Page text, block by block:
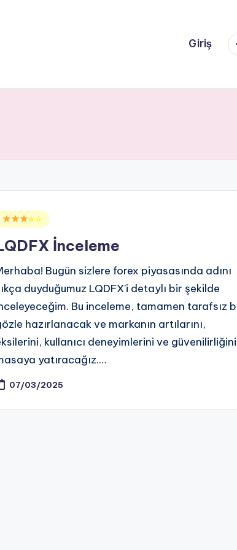
Giriş
☆☆
İnceleme
Bugün sizlere forex piyasasında adını
duyduğumuz LQDFX’i detaylı bir şekilde
Bu inceleme, tamamen tarafsız
hazırlanacak ve markanın artılarını,
kullanıcı deneyimlerini ve güvenilirliğini
yatıracağız.…
07/03/2025